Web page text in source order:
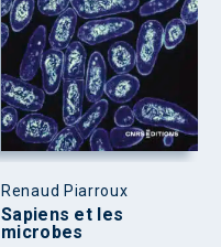
Renaud Piarroux
Sapiens et les
microbes